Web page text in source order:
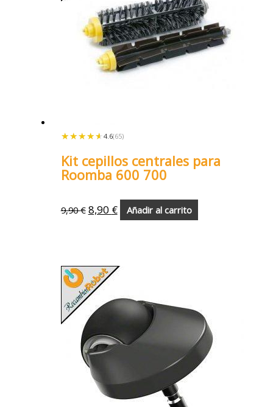
★★★★★
★★★★★ 4.6(65)
Kit cepillos centrales para
Roomba 600 700
9,90€ 8,90 € Añadir al carrito